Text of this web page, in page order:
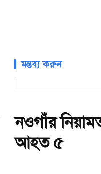
মন্তব্য করুন
নওগাঁর
আহত ৫